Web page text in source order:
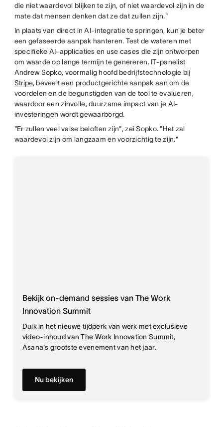
die niet waardevol blijken te zijn, of niet waardevol zijn in de
mate dat mensen denken dat ze dat zullen zijn."
In plaats van direct in AI-integratie te springen, kun je beter
een gefaseerde aanpak hanteren. Test de wateren met
specifieke AI-applicaties en use cases die zijn ontworpen
om waarde op lange termijn te genereren. IT-panelist
Andrew Sopko, voormalig hoofd bedrijfstechnologie bij
Stripe, beveelt een productgerichte aanpak aan om de
voordelen en de begunstigden van de tool te evalueren,
waardoor een zinvolle, duurzame impact van je AI-
investeringen wordt gewaarborgd.
"Er zullen veel valse beloften zijn", zei Sopko. "Het zal
waardevol zijn om langzaam en voorzichtig te zijn."
Bekijk on-demand sessies van The Work
Innovation Summit
Duik in het nieuwe tijdperk van werk met exclusieve
video-inhoud van The Work Innovation Summit,
Asana's grootste evenement van het jaar.
Nu bekijken